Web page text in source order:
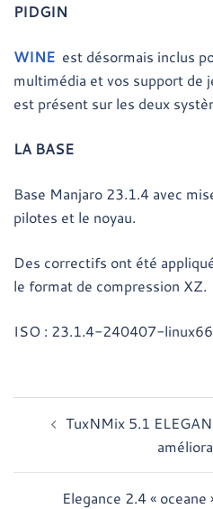
PIDGIN
WINE est désormais inclus
multimédia et vos support de
est présent sur les deux
LA BASE
Base Manjaro 23.1.4 avec
pilotes et le noyau.
Des correctifs ont été
le format de compression XZ.
ISO : 23.1.4-240407-linux66
d’articleTuxNMix 5.1
Elegance 2.4 «